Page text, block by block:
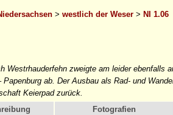
> westlich der Weser> NI 1.06
Westrhauderfehn zweigte am leider ebenfalls
ab. Der Ausbau als Rad- und
Keierpad zurück.
Fotografien